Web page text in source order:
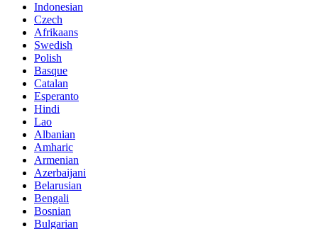
Indonesian
Czech
Afrikaans
Swedish
Polish
Basque
Catalan
Esperanto
Hindi
Lao
Albanian
Amharic
Armenian
Azerbaijani
Belarusian
Bengali
Bosnian
Bulgarian